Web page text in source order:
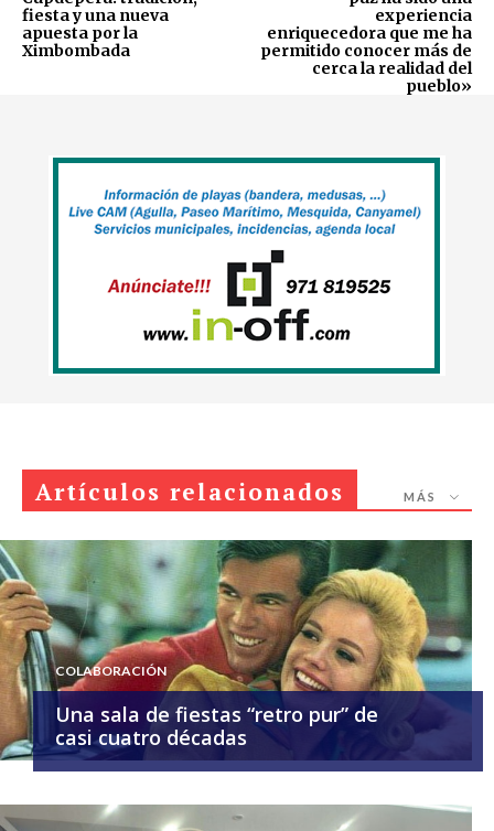
fiesta y una nueva
apuesta por la
Ximbombada
experiencia
enriquecedora que me ha
permitido conocer más de
cerca la realidad del
pueblo»
Artículos relacionados MÁS
COLABORACIÓN
Una sala de fiestas “retro pur” de
casi cuatro décadas